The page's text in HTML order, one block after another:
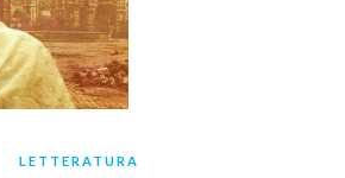
LETTERATURA